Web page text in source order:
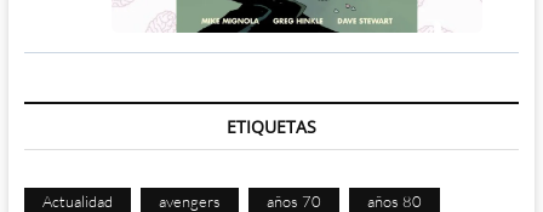
ETIQUETAS
Actualidad avengers años 70 años 80